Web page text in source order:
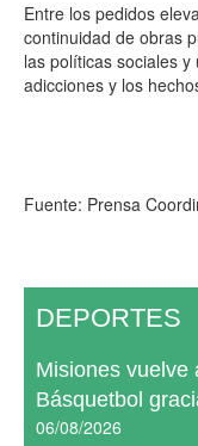
Entre los pedidos
continuidad de obras
las políticas sociales
adicciones y los
Fuente: Prensa
DEPORTES
Misiones vuelve
Básquetbol
06/08/2026